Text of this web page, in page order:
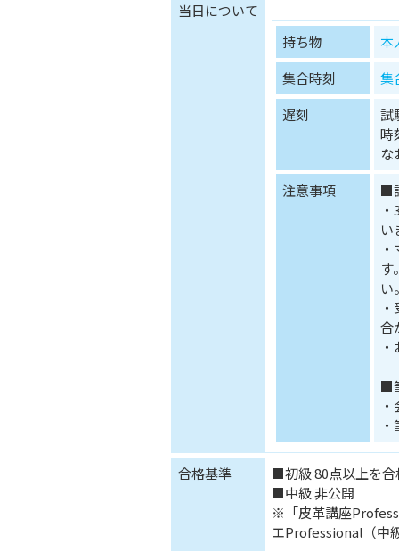
当日について
持ち物
本
集合時刻
集
遅刻
試
時
な
注意事項
■
い
す
い
合
■
合格基準
■初級 80点以上を合
■中級 非公開
※「皮革講座
エProfessional（中